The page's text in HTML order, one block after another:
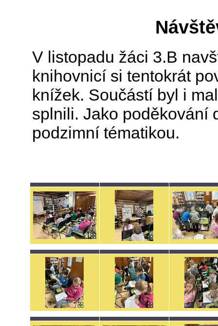
V listopadu žáci 3.B
knihovnicí si tentokrát
knížek. Součástí byl i
splnili. Jako poděkování
podzimní tématikou.